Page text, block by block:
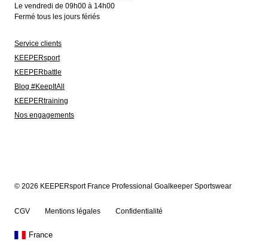
Le vendredi de 09h00 à 14h00
Fermé tous les jours fériés
Service clients
KEEPERsport
KEEPERbattle
Blog #KeepItAll
KEEPERtraining
Nos engagements
© 2026 KEEPERsport France Professional Goalkeeper Sportswear
CGV Mentions légales Confidentialité
France